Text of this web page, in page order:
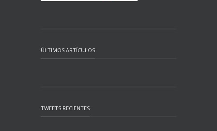
ÚLTIMOS ARTÍCULOS
TWEETS RECIENTES